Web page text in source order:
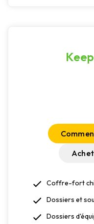
Coffre-fort
Dossiers et
Dossiers